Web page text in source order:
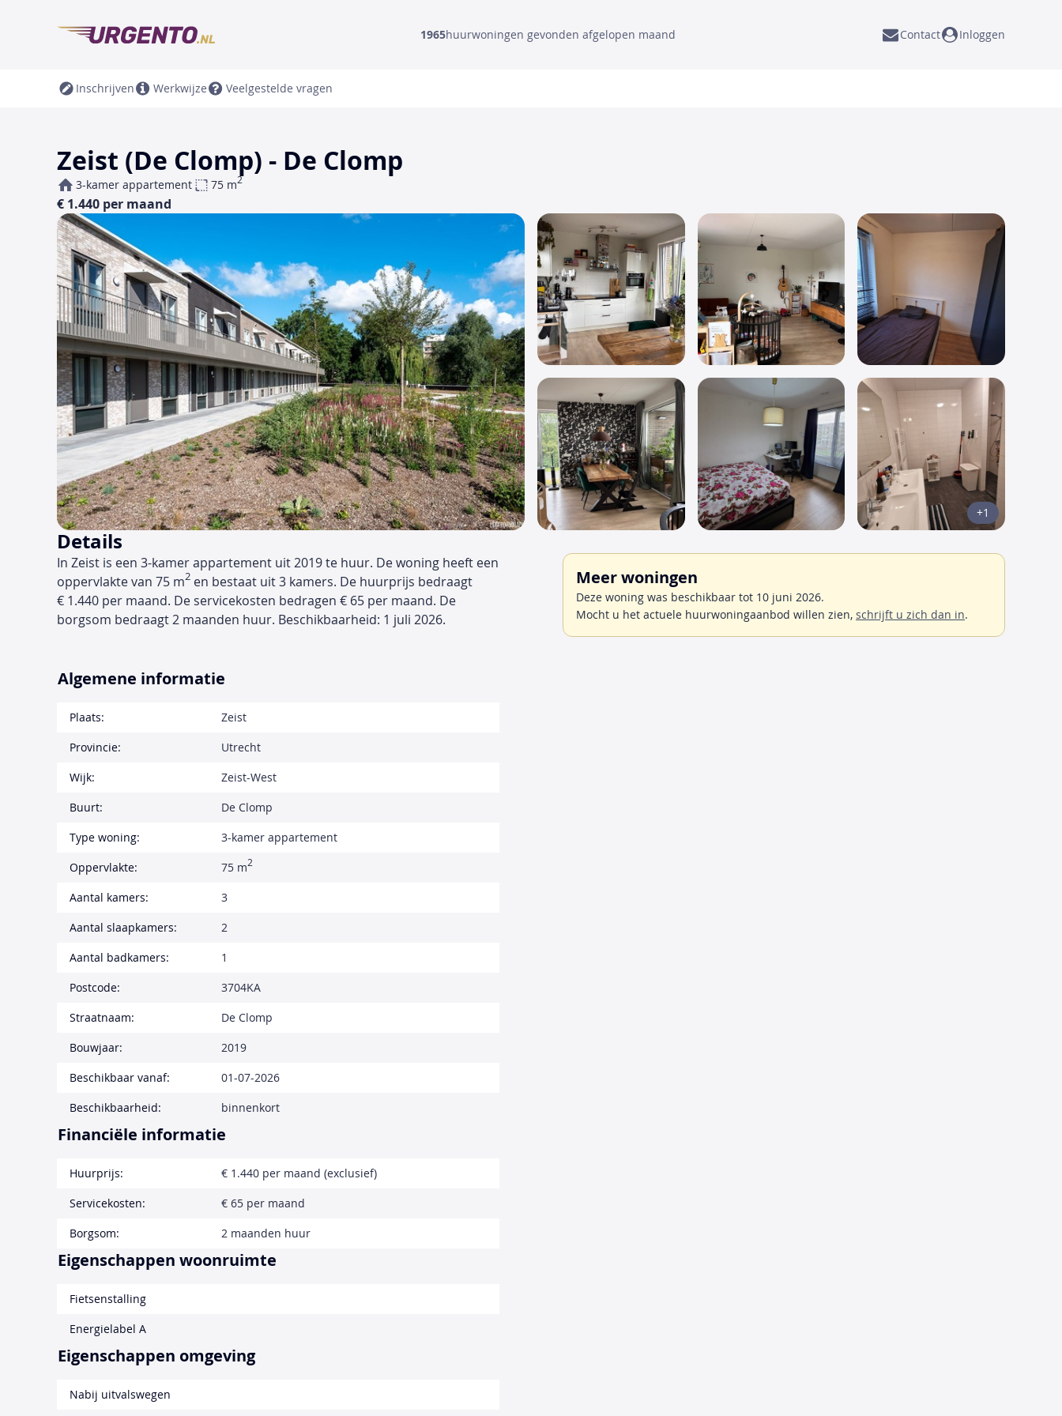
1965huurwoningen gevonden afgelopen maand Contact Inloggen
Inschrijven Werkwijze Veelgestelde vragen
Zeist (De Clomp) - De Clomp
3-kamer appartement 75 m2
€ 1.440 per maand
+1
Details
In Zeist is een 3-kamer appartement uit 2019 te huur. De woning heeft een
oppervlakte van 75 m2 en bestaat uit 3 kamers. De huurprijs bedraagt
€ 1.440 per maand. De servicekosten bedragen € 65 per maand. De
borgsom bedraagt 2 maanden huur. Beschikbaarheid: 1 juli 2026.
Meer woningen
Deze woning was beschikbaar tot 10 juni 2026.
Mocht u het actuele huurwoningaanbod willen zien, schrijft u zich dan in.
Algemene informatie
Plaats:
Zeist
Provincie:
Utrecht
Wijk:
Zeist-West
Buurt:
De Clomp
Type woning:
3-kamer appartement
Oppervlakte:
75 m2
Aantal kamers:
3
Aantal slaapkamers:
2
Aantal badkamers:
1
Postcode:
3704KA
Straatnaam:
De Clomp
Bouwjaar:
2019
Beschikbaar vanaf:
01-07-2026
Beschikbaarheid:
binnenkort
Financiële informatie
Huurprijs:
€ 1.440 per maand (exclusief)
Servicekosten:
€ 65 per maand
Borgsom:
2 maanden huur
Eigenschappen woonruimte
Fietsenstalling
Energielabel A
Eigenschappen omgeving
Nabij uitvalswegen